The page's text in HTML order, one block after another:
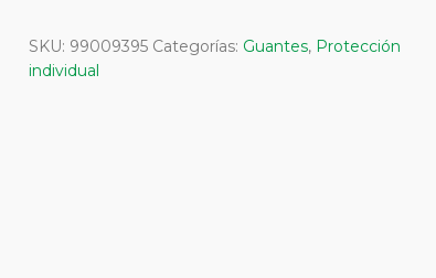
Azul
688NTEA
SKU: 99009395 Categorías: Guantes, Protección
individual